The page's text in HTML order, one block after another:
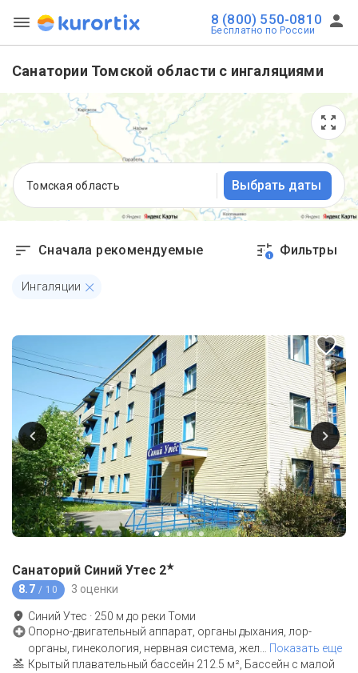
8 (800) 550-0810
Бесплатно по России
Санатории Томской области с ингаляциями
Томская область Выбрать даты
Сначала рекомендуемые 1 Фильтры
Ингаляции
Санаторий Синий Утес 2★
8.7 / 10 3 оценки
Синий Утес · 250 м до реки Томи
Опорно-двигательный аппарат, органы дыхания, лор-
органы, гинекология, нервная система, жел
Показать еще
Крытый плавательный бассейн 212.5 м², Бассейн с малой